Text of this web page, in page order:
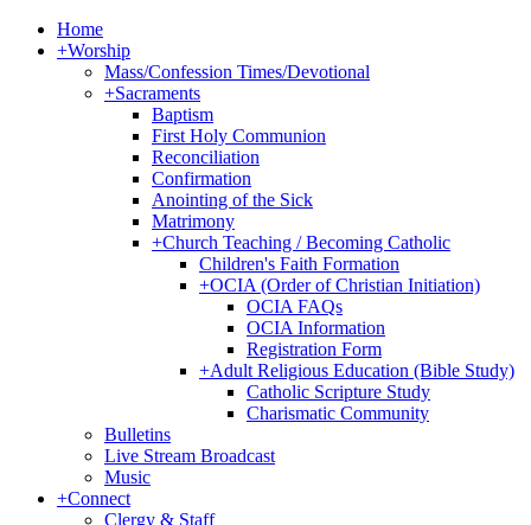
Home
+Worship
Mass/Confession Times/Devotional
+Sacraments
Baptism
First Holy Communion
Reconciliation
Confirmation
Anointing of the Sick
Matrimony
+Church Teaching / Becoming Catholic
Children's Faith Formation
+OCIA (Order of Christian Initiation)
OCIA FAQs
OCIA Information
Registration Form
+Adult Religious Education (Bible Study)
Catholic Scripture Study
Charismatic Community
Bulletins
Live Stream Broadcast
Music
+Connect
Clergy & Staff